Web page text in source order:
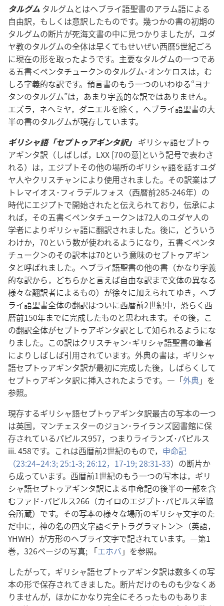
タルグム タルグムとはヘブライ語聖書のアラム語による
自由訳，もしくは意訳したものです。幾つかの書の初期の
タルグムの断片が死海文書の中に見つかりましたが，ユダ
ヤ教のタルグムの全体は早くてもせいぜい西暦5世紀ごろ
に現在の形を取ったようです。主要なタルグムの一つであ
る五書＜ペンタチューク＞のタルグム･オンケロスは，む
しろ字義的な訳です。預言書のもう一つのいわゆる“ヨナ
タンのタルグム”は，あまり字義的な訳ではありません。
エズラ，ネヘミヤ，ダニエルを除く，ヘブライ語聖書の大
半の書のタルグムが現存しています。
ギリシャ語「セプトゥアギンタ訳」 ギリシャ語セプトゥ
アギンタ訳（しばしば，LXX [70の意]という記号で表わさ
れる）は，エジプトその他の場所のギリシャ語を話すユダ
ヤ人やクリスチャンにより使用されました。その訳業はプ
トレマイオス･フィラデルフォス（西暦前285-246年）の
時代にエジプトで開始されたと伝えられており，伝承によ
れば，その五書＜ペンタチューク＞は72人のユダヤ人の
学者によりギリシャ語に翻訳されました。後に，どういう
わけか，70という数が使われるようになり，五書＜ペンタ
チューク＞のその訳本は70という意味のセプトゥアギン
タと呼ばれました。ヘブライ語聖書の他の書（かなり字義
的な訳から，どちらかと言えば自由な訳まで文体の異なる
様々な翻訳者によるもの）が徐々に加えられてゆき，ヘブ
ライ語聖書全体の翻訳はついに西暦前2世紀中，恐らく西
暦前150年までに完成したものと思われます。その後，こ
の翻訳全体がセプトゥアギンタ訳として知られるようにな
りました。この訳はクリスチャン･ギリシャ語聖書の筆者
によりしばしば引用されています。外典の書は，ギリシャ
語セプトゥアギンタ訳が最初に完成した後，しばらくして
セプトゥアギンタ訳に挿入されたようです。―「外典」を
参照。
現存するギリシャ語セプトゥアギンタ訳最古の写本の一つ
は英国，マンチェスターのジョン･ライランズ図書館に保
存されているパピルス957，つまりライランズ･パピルス
iii. 458です。これは西暦前2世紀のもので， 申命記
（23:24–24:3;25:1-3;26:12， 17-19;28:31-33）の断片か
ら成っています。西暦前1世紀のもう一つの写本は，ギリ
シャ語セプトゥアギンタ訳による申命記の後半の一部を含
むファド･パピルス266（カイロのエジプト･パピルス学協
会所蔵）です。その写本の様々な場所のギリシャ文字のた
だ中に，神の名の四文字語＜テトラグラマトン＞（英語，
YHWH）が方形のヘブライ文字で記されています。―第1
巻，326ページの写真; 「エホバ 」を参照。
したがって，ギリシャ語セプトゥアギンタ訳は数多くの写
本の形で保存されてきました。断片だけのものも少なくあ
りませんが，ほかにかなり完全にそろったものもありま